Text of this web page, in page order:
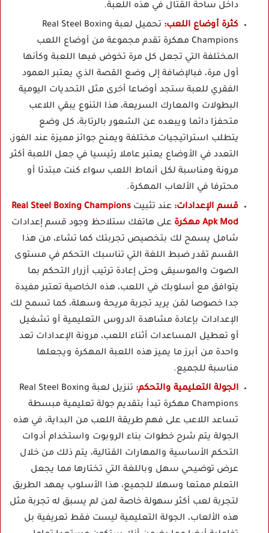
داخل ساحة القتال في هذه اللعبة.
كثرة أوضاع اللعب:
تحميل لعبة Real Steel Boxing
Champions مهكرة تقدم مجموعة من أوضاع اللعب
المختلفة التي تجعل كل مرة تخوض فيها اللعبة وكأنها
أول مرة، فبالإضافة إلى وضع القصة الذي يعتبر العمود
الفقري للعبة ستجد أوضاعا أخرى مثل التحديات اليومية
البطولات والمعارك السريعة، هذا التنوع يبقي اللاعب
متحفزا دائما ويبعده عن الشعور بالرتابة، كل وضع
يتطلب استراتيجيات مختلفة ويمنح جوائز مميزة عند الفوز،
التعدد في الأوضاع يعتبر عاملا رئيسيا في جعل اللعبة أكثر
مرونة ومناسبة لكل أنماط اللعب سواء كنت مبتدئا أو
محترفا في الألعاب المهكرة.
قسم الإعدادات: عند تثبيت Real Steel Boxing Champions
Apk Mod مهكرة
على هاتفك ستلاحظ وجود قسم إعدادات
شامل يسمح لك بتخصيص تجربتك كما تشاء، من هذا
القسم تقدر ضبط اللغة التي تناسبك التحكم في مستوى
الصوت والموسيقى وحتى إعادة ترتيب أزرار التحكم بما
يتوافق مع أسلوبك في اللعب، هذه الخاصية تعتبر مفيدة
جدا خصوصا لمَن يريد تجربة مريحة وسهلة، كما تسمح لك
الإعدادات بإعادة مشاهدة الدروس التعليمية أو تشغيل
أو تعطيل المساعدات أثناء اللعب، مرونة الإعدادات تعد
واحدة من أبرز ما يميز هذه اللعبة المهكرة ويجعلها
مناسبة للجميع.
الجولة التعليمية والتحكم:
تنزيل لعبة Real Steel Boxing
Champions مهكرة تبدأ بتقديم جولة تعليمية مبسطة
تساعد اللاعب على فهم طريقة اللعب من البداية، في هذه
الجولة يتم شرح خطوات بناء الروبوت واستخدام أدوات
التحكم الأساسية والمهارات القتالية، يتم ذلك من خلال
عرض توضيحي سهل وباللغة التي تختارها مما يجعل
التعلم ممتعا وسهلا للجميع، هذا الأسلوب يمهد الطريق
لتجربة لعب أكثر سهولة خاصة لمن لم يسبق له تجربة مثل
هذه الألعاب، الجولة التعليمية ليست فقط تعريفية بل